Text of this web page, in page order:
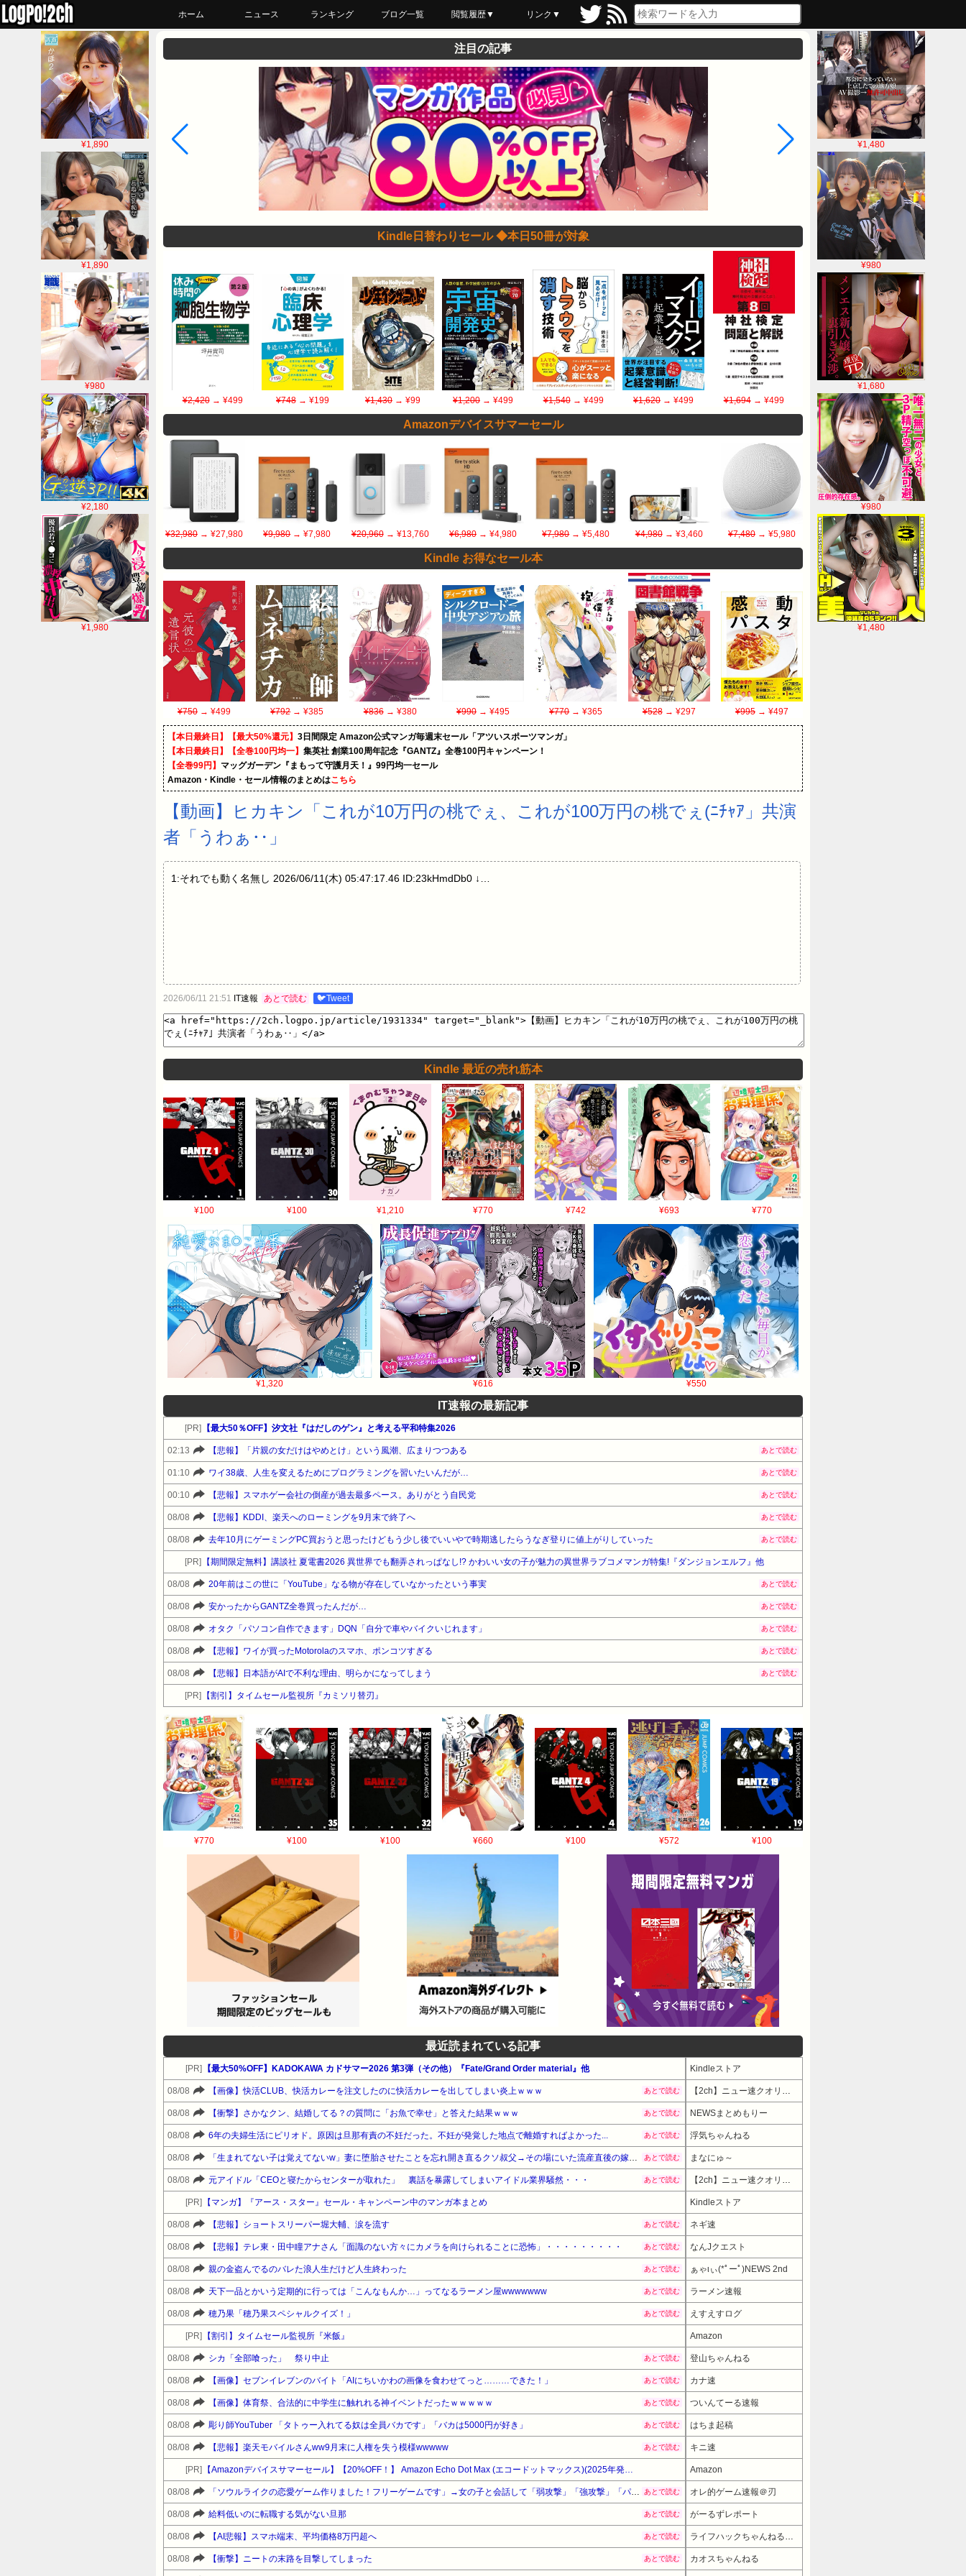
ホーム ニュース ランキング ブログ一覧 閲覧履歴▼
最近読んだ
あとで読む
ブックマーク
リンク▼
¥1,480
¥980
¥1,680
¥980
¥1,480
¥1,890
¥1,890
¥980
¥2,180
¥1,980
注目の記事
Kindle日替わりセール ◆本日50冊が対象
¥2,420→ ¥499 ¥748 → ¥199 ¥1,430 → ¥99 ¥1,200 → ¥499 ¥1,540→ ¥499 ¥1,620 → ¥499 ¥1,694→ ¥499
Amazonデバイスサマーセール
¥32,980 → ¥27,980 ¥9,980→ ¥7,980 ¥20,960→ ¥13,760 ¥6,980→ ¥4,980 ¥7,980→ ¥5,480 ¥4,980→ ¥3,460 ¥7,480→ ¥5,980
Kindle お得なセール本
¥750 → ¥499 ¥792→ ¥385 ¥836→ ¥380 ¥990→ ¥495 ¥770→ ¥365 ¥528→ ¥297 ¥995→ ¥497
【本日最終日】【最大50%還元】 3日間限定 Amazon公式マンガ毎週末セール「アツいスポーツマンガ」
【本日最終日】【全巻100円均一】 集英社 創業100周年記念『GANTZ』全巻100円キャンペーン！
【全巻99円】 マッグガーデン『まもって守護月天！』99円均一セール
Amazon・Kindle・セール情報のまとめはこちら
【動画】ヒカキン「これが10万円の桃でぇ、これが100万円の桃でぇ(ﾆﾁｬｱ」共演
者「うわぁ‥」
1:それでも動く名無し 2026/06/11(木) 05:47:17.46 ID:23kHmdDb0 ↓…
2026/06/11 21:51 IT速報 あとで読む 🐦Tweet
Kindle 最近の売れ筋本
¥100 ¥100 ¥1,210 ¥770 ¥742 ¥693 ¥770
¥1,320 ¥616 ¥550
IT速報の最新記事
[PR] 【最大50％OFF】汐文社『はだしのゲン』と考える平和特集2026
02:13 【悲報】「片親の女だけはやめとけ」という風潮、広まりつつある あとで読む
01:10 ワイ38歳、人生を変えるためにプログラミングを習いたいんだが… あとで読む
00:10 【悲報】スマホゲー会社の倒産が過去最多ペース。ありがとう自民党 あとで読む
08/08 【悲報】KDDI、楽天へのローミングを9月末で終了へ あとで読む
08/08 去年10月にゲーミングPC買おうと思ったけどもう少し後でいいやで時期逃したらうなぎ登りに値上がりしていった あとで読む
[PR] 【期間限定無料】講談社 夏電書2026 異世界でも翻弄されっぱなし!? かわいい女の子が魅力の異世界ラブコメマンガ特集!『ダンジョンエルフ』他
08/08 20年前はこの世に「YouTube」なる物が存在していなかったという事実 あとで読む
08/08 安かったからGANTZ全巻買ったんだが… あとで読む
08/08 オタク「パソコン自作できます」DQN「自分で車やバイクいじれます」 あとで読む
08/08 【悲報】ワイが買ったMotorolaのスマホ、ポンコツすぎる あとで読む
08/08 【悲報】日本語がAIで不利な理由、明らかになってしまう あとで読む
[PR] 【割引】タイムセール監視所『カミソリ替刃』
¥770 ¥100 ¥100 ¥660 ¥100 ¥572 ¥100
最近読まれている記事
[PR] 【最大50%OFF】KADOKAWA カドサマー2026 第3弾（その他）『Fate/Grand Order material』他 Kindleストア
08/08 【画像】快活CLUB、快活カレーを注文したのに快活カレーを出してしまい炎上ｗｗｗ あとで読む
08/08 【衝撃】さかなクン、結婚してる？の質問に「お魚で幸せ」と答えた結果ｗｗｗ あとで読む NEWSまとめもりー
08/08 6年の夫婦生活にピリオド。原因は旦那有責の不妊だった。不妊が発覚した地点で離婚すればよかった... あとで読む 浮気ちゃんねる
08/08 あとで読む まなにゅ～
08/08 元アイドル「CEOと寝たからセンターが取れた」 裏話を暴露してしまいアイドル業界騒然・・・ あとで読む
[PR] 【マンガ】『アース・スター』セール・キャンペーン中のマンガ本まとめ Kindleストア
08/08 【悲報】ショートスリーパー堀大輔、涙を流す あとで読む ネギ速
08/08 【悲報】テレ東・田中瞳アナさん「面識のない方々にカメラを向けられることに恐怖」・・・・・・・・・ あとで読む なんJクエスト
08/08 親の金盗んでるのバレた浪人生だけど人生終わった あとで読む ぁゃιぃ(*ﾟーﾟ)NEWS 2nd
08/08 天下一品とかいう定期的に行っては「こんなもんか…」ってなるラーメン屋wwwwwww あとで読む ラーメン速報
08/08 穂乃果「穂乃果スペシャルクイズ！」 あとで読む えすえすログ
[PR] 【割引】タイムセール監視所『米飯』 Amazon
08/08 シカ「全部喰った」 祭り中止 あとで読む 登山ちゃんねる
08/08 【画像】セブンイレブンのバイト「AIにちいかわの画像を食わせてっと………できた！」 あとで読む カナ速
08/08 【画像】体育祭、合法的に中学生に触れれる神イベントだったｗｗｗｗｗ あとで読む ついんてーる速報
08/08 彫り師YouTuber 「タトゥー入れてる奴は全員バカです」「バカは5000円が好き」 あとで読む はちま起稿
08/08 【悲報】楽天モバイルさんww9月末に人権を失う模様wwwww あとで読む キニ速
[PR] Amazon
08/08 「ソウルライクの恋愛ゲーム作りました！フリーゲームです」→女の子と会話して「弱攻撃」「強攻撃」「パリィ」「ローリング」を選ぶガチでダークソウルなんだがｗｗｗｗｗ あとで読む オレ的ゲーム速報＠刃
08/08 給料低いのに転職する気がない旦那 あとで読む がーるずレポート
08/08 【AI悲報】スマホ端末、平均価格8万円超へ あとで読む
08/08 【衝撃】ニートの末路を目撃してしまった あとで読む カオスちゃんねる